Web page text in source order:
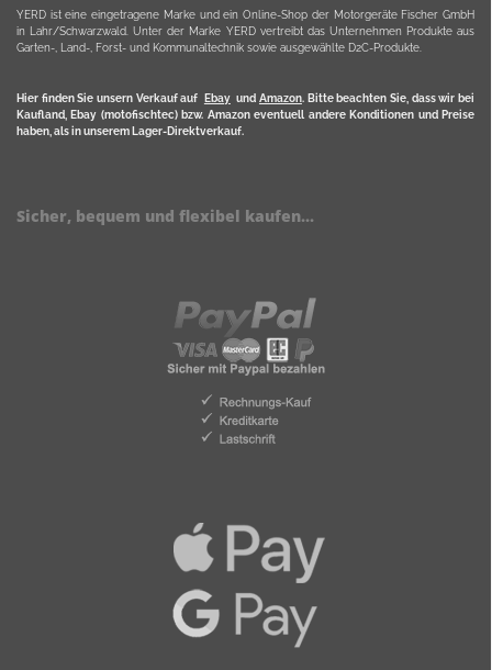
YERD ist eine eingetragene Marke und ein Online-Shop der Motorgeräte Fischer GmbH
in Lahr/Schwarzwald. Unter der Marke YERD vertreibt das Unternehmen Produkte aus
Garten-, Land-, Forst- und Kommunaltechnik sowie ausgewählte D2C-Produkte.
Hier finden Sie unsern Verkauf auf Ebayund Amazon. Bitte beachten Sie, dass wir bei
Kaufland, Ebay (motofischtec) bzw. Amazon eventuell andere Konditionen und Preise
haben, als in unserem Lager-Direktverkauf.
Sicher, bequem und flexibel kaufen...